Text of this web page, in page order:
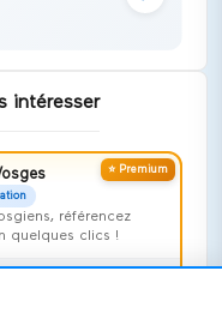
intéresser
⭐ Premium
référencez
quelques clics !